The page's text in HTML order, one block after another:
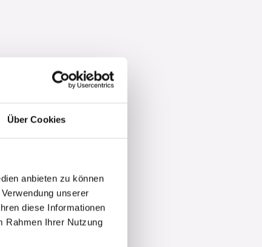
Über Cookies
anbieten zu können
unserer
diese Informationen
Rahmen Ihrer Nutzung